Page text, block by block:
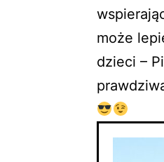
może
dzieci –